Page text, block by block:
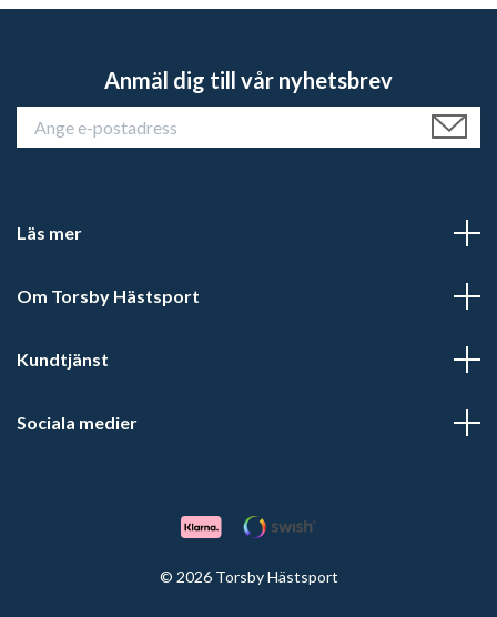
Anmäl dig till vår nyhetsbrev
Läs mer
Om Torsby Hästsport
Kundtjänst
Sociala medier
© 2026 Torsby Hästsport